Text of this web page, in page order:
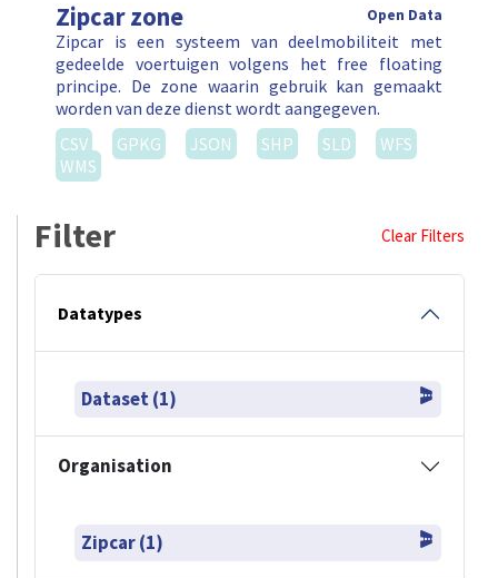
Zipcar zone Open Data
Zipcar is een systeem van deelmobiliteit met
gedeelde voertuigen volgens het free floating
principe. De zone waarin gebruik kan gemaakt
worden van deze dienst wordt aangegeven.
CSV
GPKG JSON SHP SLD
WFS
WMS
Filter Clear Filters
Datatypes
Dataset (1)
Organisation
Zipcar (1)